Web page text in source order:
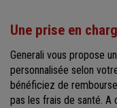
Une prise en
Generali vous propose
personnalisée selon
bénéficiez de
pas les frais de santé. A